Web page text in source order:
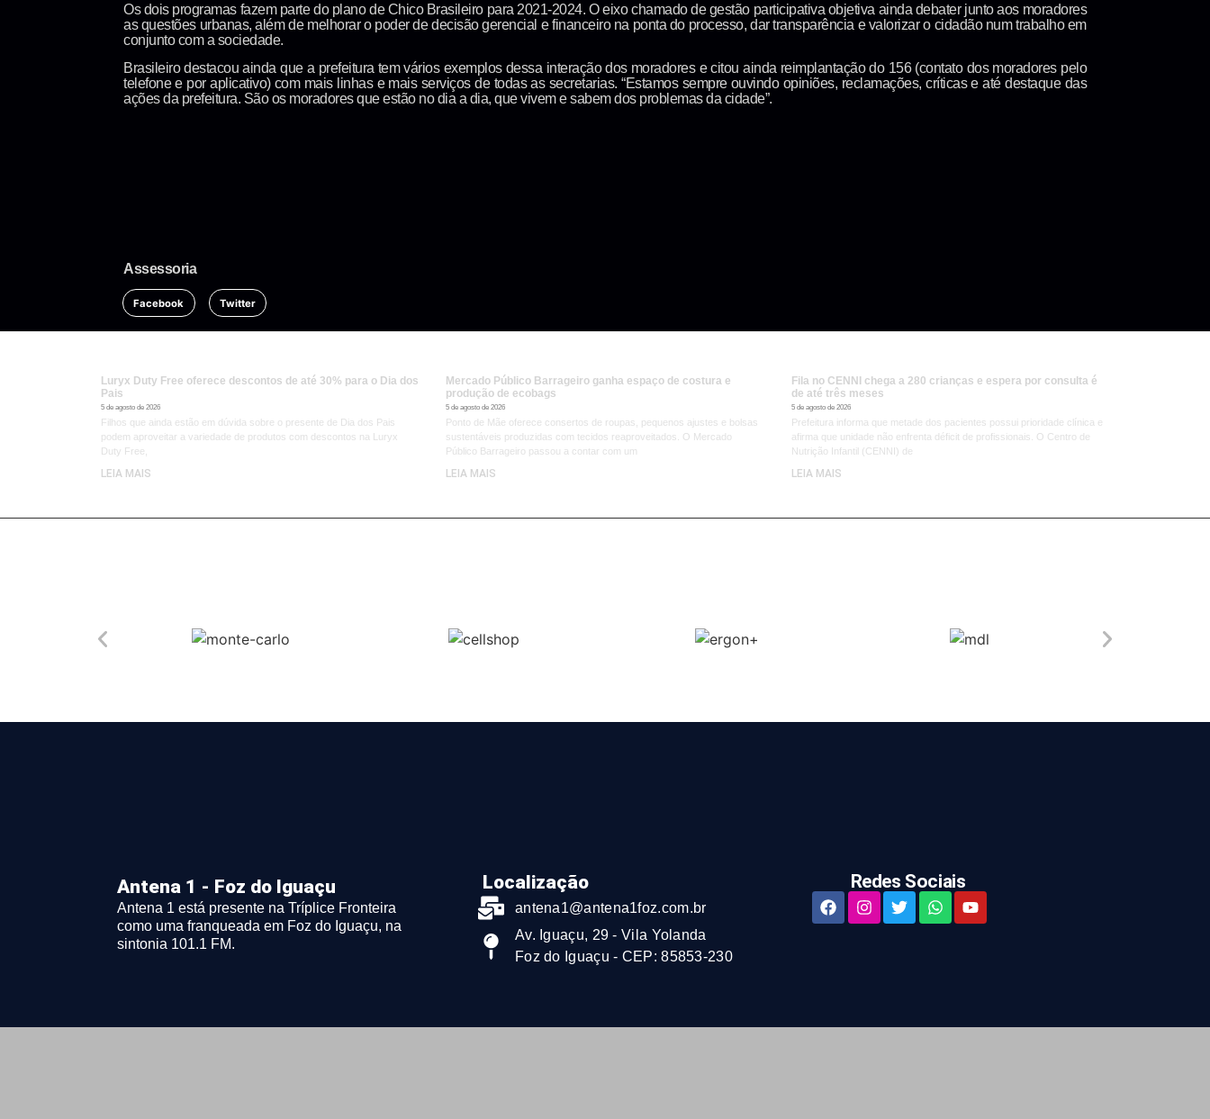
Os dois programas fazem parte do plano de Chico Brasileiro para 2021-2024. O eixo chamado de gestão participativa objetiva ainda debater junto aos moradores
as questões urbanas, além de melhorar o poder de decisão gerencial e financeiro na ponta do processo, dar transparência e valorizar o cidadão num trabalho em
conjunto com a sociedade.
Brasileiro destacou ainda que a prefeitura tem vários exemplos dessa interação dos moradores e citou ainda reimplantação do 156 (contato dos moradores pelo
telefone e por aplicativo) com mais linhas e mais serviços de todas as secretarias. “Estamos sempre ouvindo opiniões, reclamações, críticas e até destaque das
ações da prefeitura. São os moradores que estão no dia a dia, que vivem e sabem dos problemas da cidade”.
Assessoria
Facebook Twitter
Luryx Duty Free oferece descontos de até 30% para o Dia dos
Pais
5 de agosto de 2026
Filhos que ainda estão em dúvida sobre o presente de Dia dos Pais
podem aproveitar a variedade de produtos com descontos na Luryx
Duty Free,
LEIA MAIS
Mercado Público Barrageiro ganha espaço de costura e
produção de ecobags
5 de agosto de 2026
Ponto de Mãe oferece consertos de roupas, pequenos ajustes e bolsas
sustentáveis produzidas com tecidos reaproveitados. O Mercado
Público Barrageiro passou a contar com um
LEIA MAIS
Fila no CENNI chega a 280 crianças e espera por consulta é
de até três meses
5 de agosto de 2026
Prefeitura informa que metade dos pacientes possui prioridade clínica e
afirma que unidade não enfrenta déficit de profissionais. O Centro de
Nutrição Infantil (CENNI) de
LEIA MAIS
Antena 1 - Foz do Iguaçu
Antena 1 está presente na Tríplice Fronteira
como uma franqueada em Foz do Iguaçu, na
sintonia 101.1 FM.
Localização
antena1@antena1foz.com.br
Av. Iguaçu, 29 - Vila Yolanda
Foz do Iguaçu - CEP: 85853-230
Redes Sociais